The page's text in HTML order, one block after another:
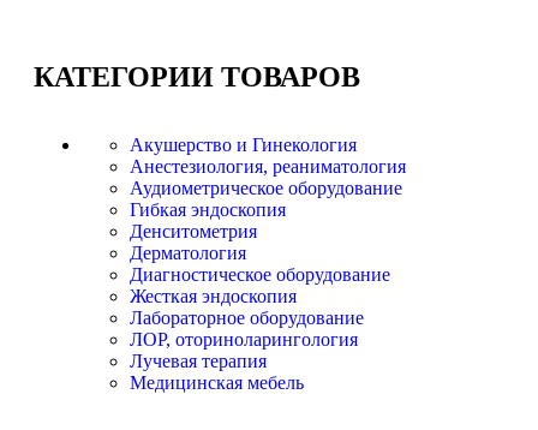
КАТЕГОРИИ ТОВАРОВ
Акушерство и Гинекология
Анестезиология, реаниматология
Аудиометрическое оборудование
Гибкая эндоскопия
Денситометрия
Дерматология
Диагностическое оборудование
Жесткая эндоскопия
Лабораторное оборудование
ЛОР, оториноларингология
Лучевая терапия
Медицинская мебель